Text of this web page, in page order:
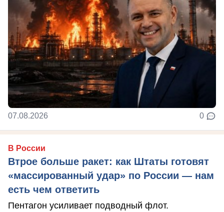
07.08.2026 0
В России
Втрое больше ракет: как Штаты готовят
«массированный удар» по России — нам
есть чем ответить
Пентагон усиливает подводный флот.